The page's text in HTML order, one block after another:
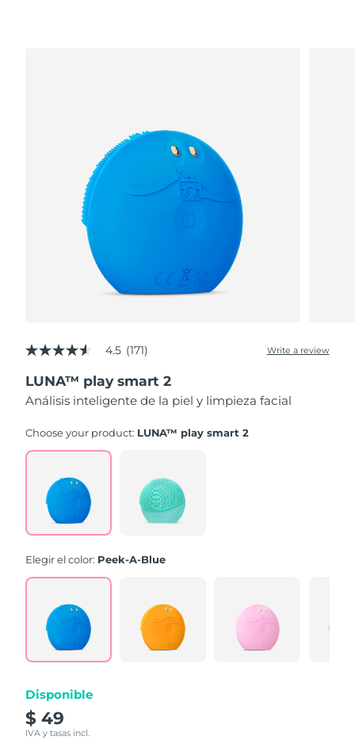
4.5
of
5
stars,
rating
Read
Reviews.
Same
page
link.
4.5 (171) Write a review
LUNA™ play smart 2
Análisis inteligente de la piel y limpieza facial
Choose your product: LUNA™ play smart 2
Elegir el color: Peek-A-Blue
Disponible
$ 49
IVA y tasas incl.